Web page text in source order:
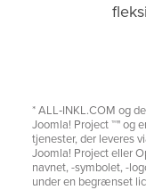
* ALL‑INKL.COM og
Joomla! Project ™" og
tjenester, der leveres
Joomla! Project eller
navnet, -symbolet, -
under en begrænset